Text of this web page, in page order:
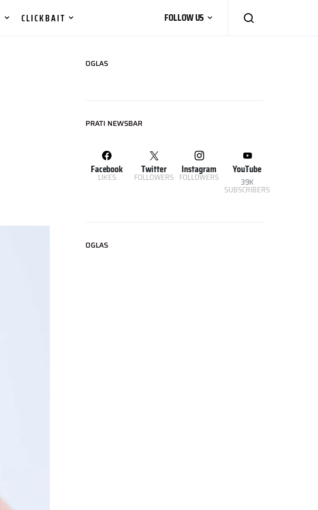
CLICKBAIT FOLLOW US
OGLAS
PRATI NEWSBAR
Facebook
LIKES
Twitter
FOLLOWERS
Instagram
FOLLOWERS
YouTube
39K
SUBSCRIBERS
OGLAS